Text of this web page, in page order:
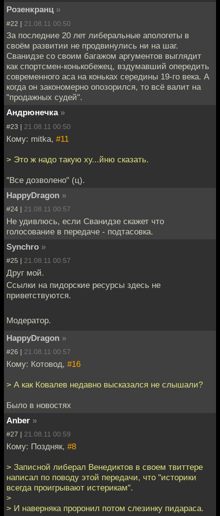
Розенкранц »
#22 | 21.08.11 00:50
За последние 20 лет либеральные апологеты в
своём развитии не продвинулись ни на шаг.
Сванидзе со своим багажом аргументов выглядит
как спортсмен-конькобежец, вздумавший опередить
современного аса на коньках середины 19-го века. А
когда он закономерно опозорился, то всё валит на
"продажных судей".
Андрюнечка »
#23 | 21.08.11 00:50
Кому: mitka, #11
> Это ж надо такую ху...йню сказать.
"Все дозволено" (ц).
HappyDragon »
#24 | 21.08.11 00:57
Не удивлюсь, если Сванидзе скажет что
голосование в передаче - подтасовка.
Synchro »
#25 | 21.08.11 00:57
Друг мой.
Ссылки на пидорские ресурсы здесь не
приветствуются.
Модератор.
HappyDragon »
#26 | 21.08.11 00:57
Кому: Котовод, #16
> А как Ковалев недавно высказался не слышали?
Было в новостях
Anber »
#27 | 21.08.11 00:59
Кому: Поздняк, #8
> Записной либерал Венедиктов в своем твиттере
написал по поводу этой передачи, что "историки
всегда проигрывают истерикам".
>
> И наверняка проронил потом слезинку пидараса.